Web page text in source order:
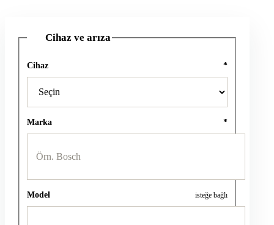
Cihaz ve arıza
Cihaz *
Marka *
Model isteğe bağlı